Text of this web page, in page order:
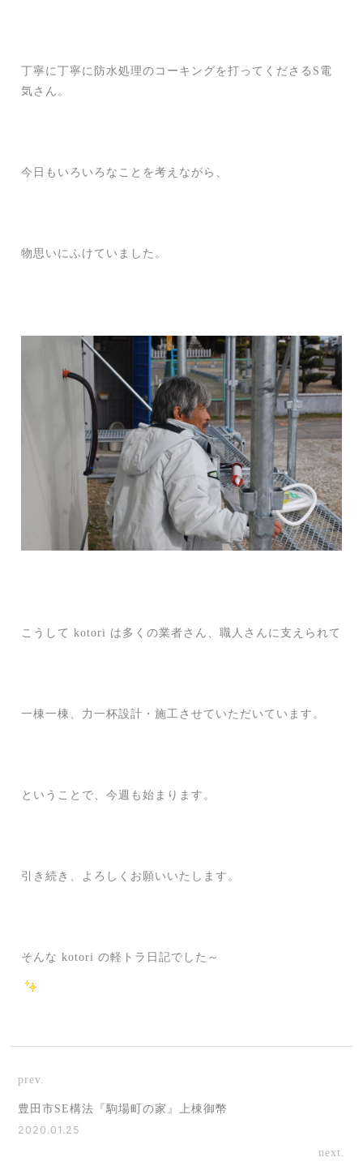
丁寧に丁寧に防水処理のコーキングを打ってくださるS電
気さん。
今日もいろいろなことを考えながら、
物思いにふけていました。
こうして kotori は多くの業者さん、職人さんに支えられて
一棟一棟、力一杯設計・施工させていただいています。
ということで、今週も始まります。
引き続き、よろしくお願いいたします。
そんな kotori の軽トラ日記でした～
prev.
豊田市SE構法『駒場町の家』上棟御幣
2020.01.25
next.